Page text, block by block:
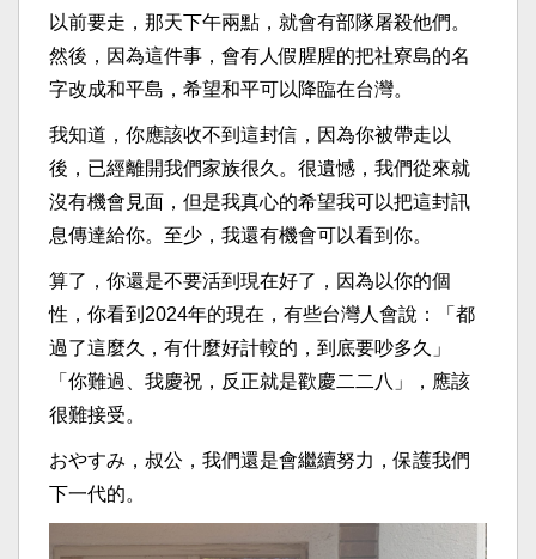
以前要走，那天下午兩點，就會有部隊屠殺他們。
然後，因為這件事，會有人假腥腥的把社寮島的名
字改成和平島，希望和平可以降臨在台灣。
我知道，你應該收不到這封信，因為你被帶走以
後，已經離開我們家族很久。很遺憾，我們從來就
沒有機會見面，但是我真心的希望我可以把這封訊
息傳達給你。至少，我還有機會可以看到你。
算了，你還是不要活到現在好了，因為以你的個
性，你看到2024年的現在，有些台灣人會說：「都
過了這麼久，有什麼好計較的，到底要吵多久」
「你難過、我慶祝，反正就是歡慶二二八」，應該
很難接受。
おやすみ，叔公，我們還是會繼續努力，保護我們
下一代的。